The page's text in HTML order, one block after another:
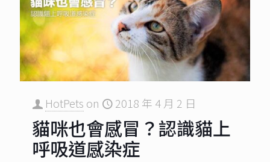
HotPets on 2018 年 4 月 2 日
貓咪也會感冒？認識貓上
呼吸道感染症